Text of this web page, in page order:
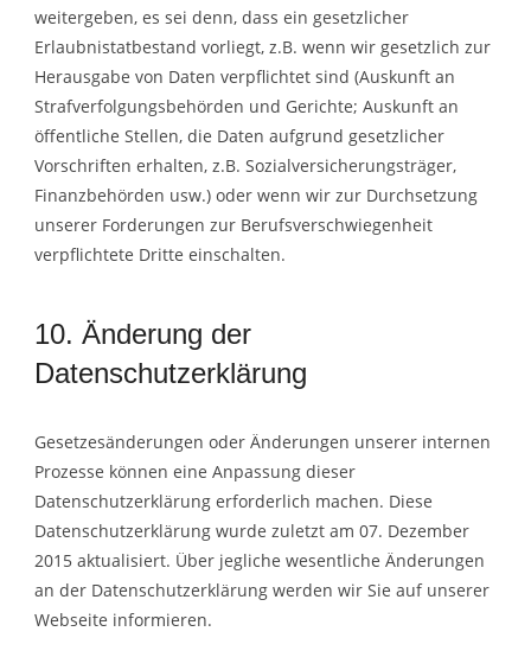
weitergeben, es sei denn, dass ein gesetzlicher
Erlaubnistatbestand vorliegt, z.B. wenn wir gesetzlich zur
Herausgabe von Daten verpflichtet sind (Auskunft an
Strafverfolgungsbehörden und Gerichte; Auskunft an
öffentliche Stellen, die Daten aufgrund gesetzlicher
Vorschriften erhalten, z.B. Sozialversicherungsträger,
Finanzbehörden usw.) oder wenn wir zur Durchsetzung
unserer Forderungen zur Berufsverschwiegenheit
verpflichtete Dritte einschalten.
10. Änderung der
Datenschutzerklärung
Gesetzesänderungen oder Änderungen unserer internen
Prozesse können eine Anpassung dieser
Datenschutzerklärung erforderlich machen. Diese
Datenschutzerklärung wurde zuletzt am 07. Dezember
2015 aktualisiert. Über jegliche wesentliche Änderungen
an der Datenschutzerklärung werden wir Sie auf unserer
Webseite informieren.